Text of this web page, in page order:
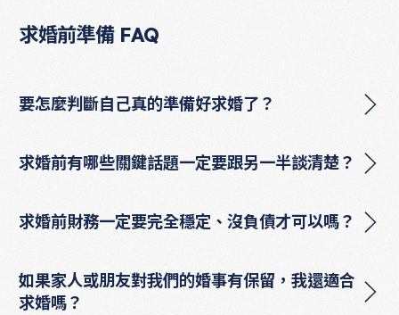
求婚前準備 FAQ
要怎麼判斷自己真的準備好求婚了？
求婚前有哪些關鍵話題一定要跟另一半談清楚？
求婚前財務一定要完全穩定、沒負債才可以嗎？
如果家人或朋友對我們的婚事有保留，我還適合
求婚嗎？